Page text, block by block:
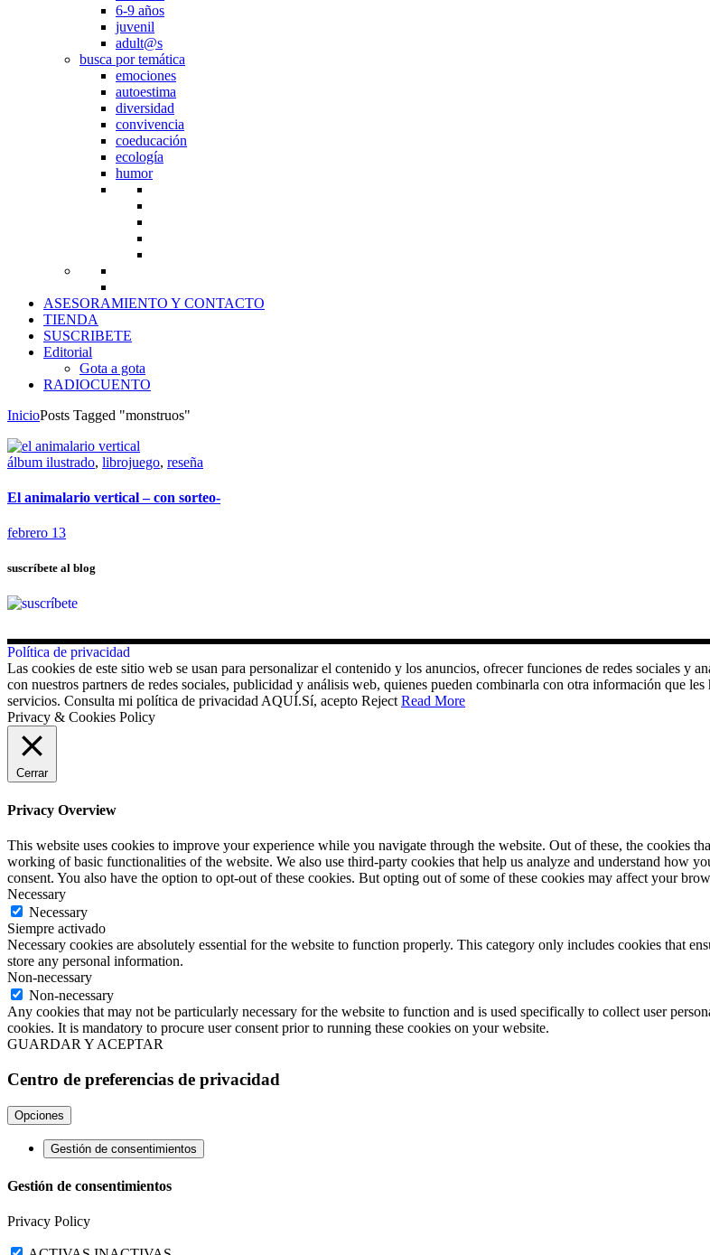
6-9 años
juvenil
adult@s
busca por temática
emociones
autoestima
diversidad
convivencia
coeducación
ecología
humor
ASESORAMIENTO Y CONTACTO
TIENDA
SUSCRIBETE
Editorial
Gota a gota
RADIOCUENTO
InicioPosts Tagged "monstruos"
álbum ilustrado, librojuego, reseña
El animalario vertical – con sorteo-
febrero 13
suscríbete al blog
Política de privacidad
Las cookies de este sitio web se usan para personalizar el contenido y los anuncios, ofrecer funciones de redes sociales
con nuestros partners de redes sociales, publicidad y análisis web, quienes pueden combinarla con otra información que
servicios. Consulta mi política de privacidad AQUÍ.Sí, acepto Reject Read More
Privacy & Cookies Policy
Cerrar
Privacy Overview
This website uses cookies to improve your experience while you navigate through the website. Out of these, the cookies
working of basic functionalities of the website. We also use third-party cookies that help us analyze and understand how
consent. You also have the option to opt-out of these cookies. But opting out of some of these cookies may affect your
Necessary
Necessary
Siempre activado
Necessary cookies are absolutely essential for the website to function properly. This category only includes cookies that
store any personal information.
Non-necessary
Non-necessary
Any cookies that may not be particularly necessary for the website to function and is used specifically to collect user
cookies. It is mandatory to procure user consent prior to running these cookies on your website.
GUARDAR Y ACEPTAR
Centro de preferencias de privacidad
Opciones
Gestión de consentimientos
Gestión de consentimientos
Privacy Policy